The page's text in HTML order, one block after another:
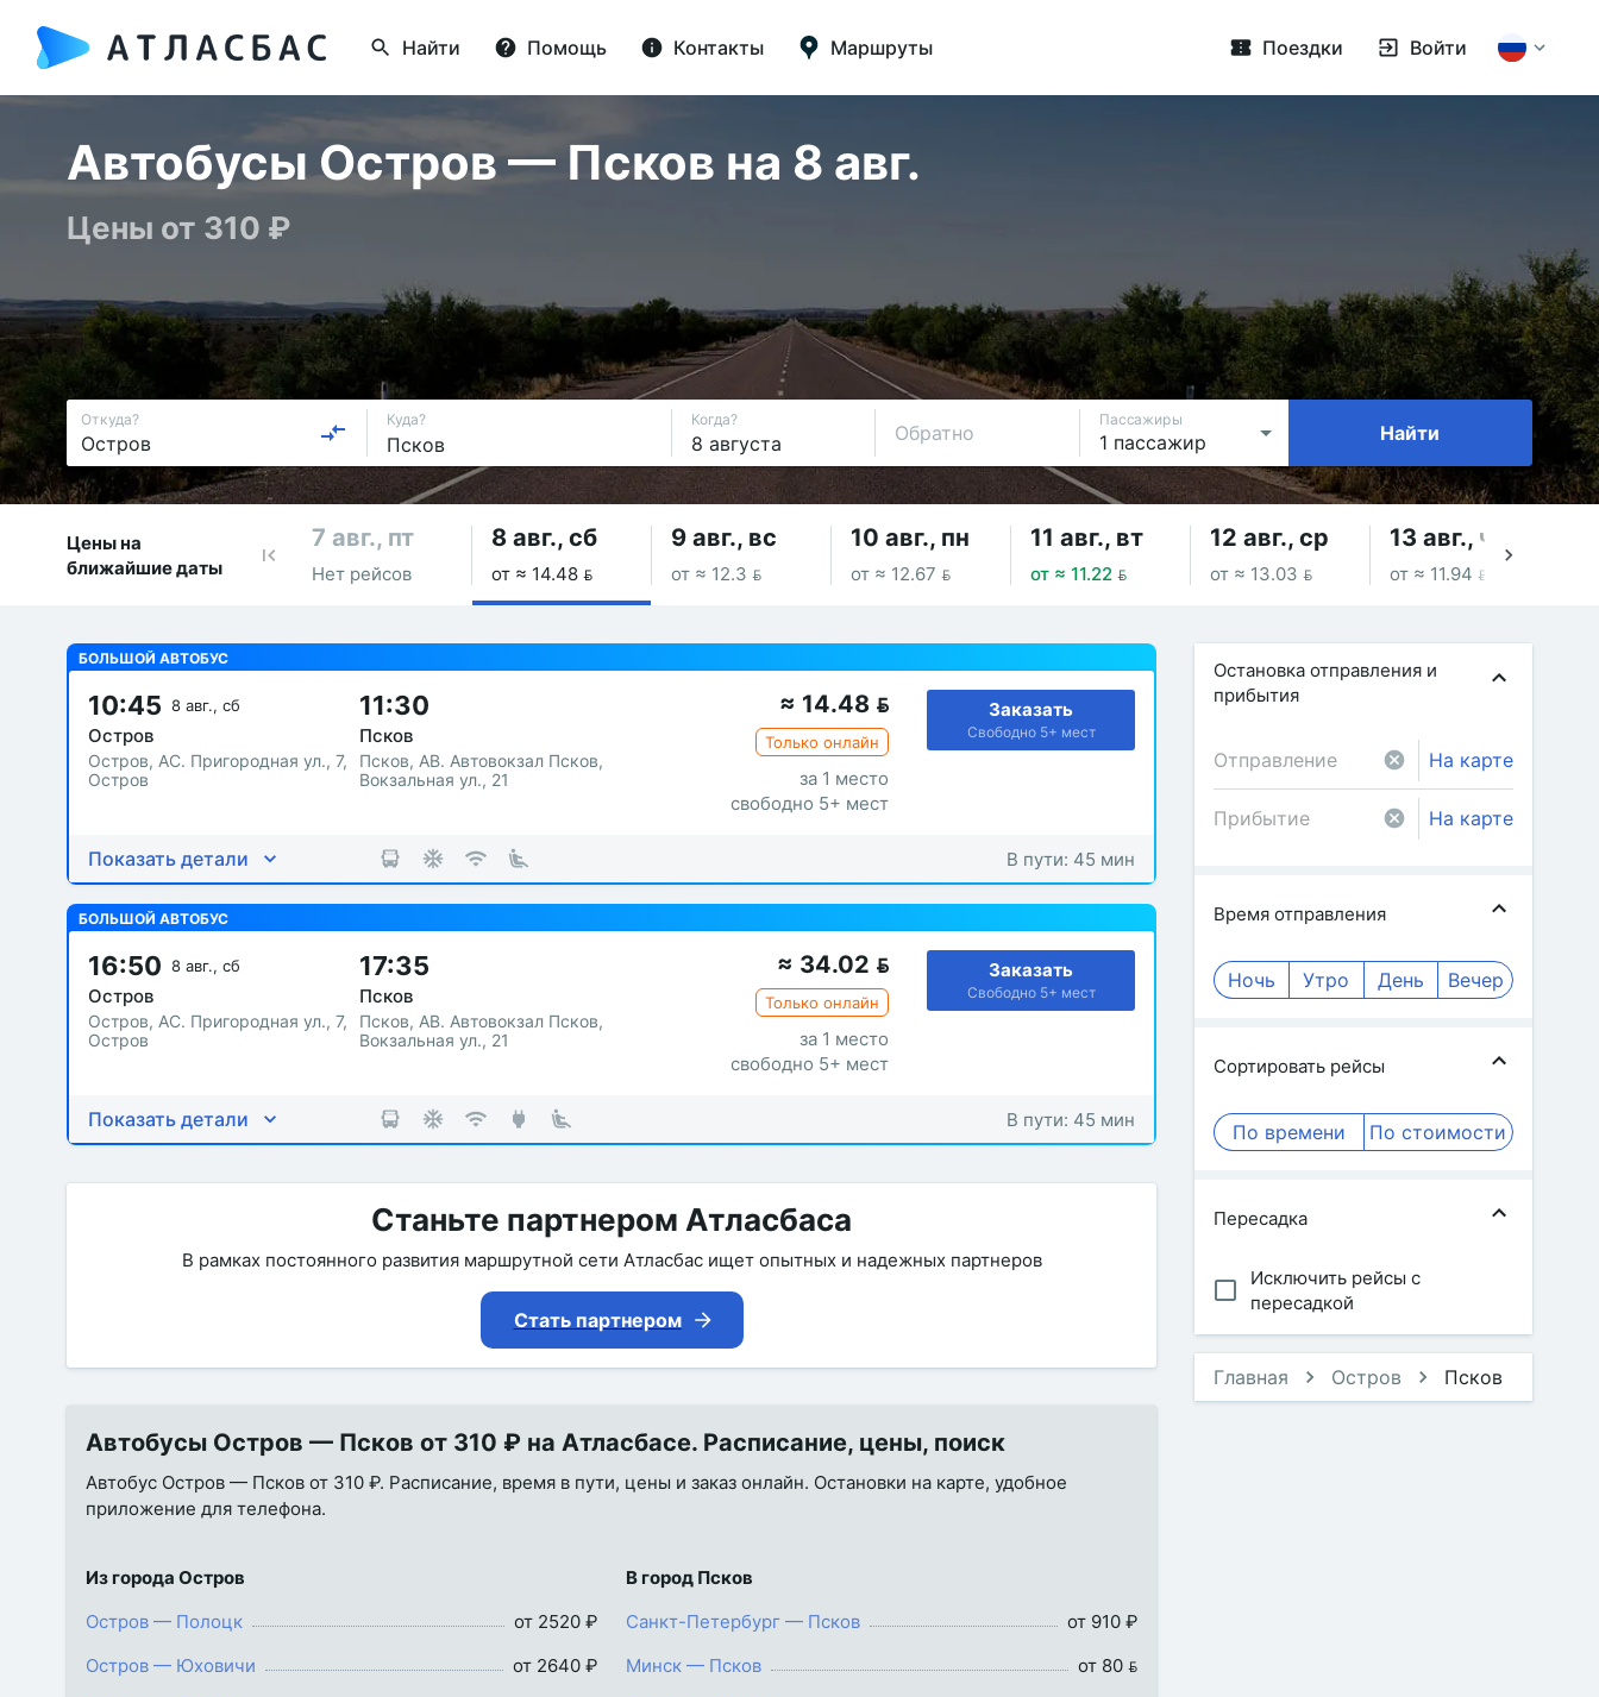
Найти Помощь Контакты Маршруты Поездки Войти
Автобусы Остров — Псков на 8 авг.
Цены от 310 ₽
Откуда? Куда? Когда?
Обратно
Пассажиры
Найти
Цены на
ближайшие даты
7 авг., пт
Нет рейсов
8 авг., сб
от ≈ 14.48 
9 авг., вс
от ≈ 12.3 
10 авг., пн
от ≈ 12.67 
11 авг., вт
от ≈ 11.22 
12 авг., ср
от ≈ 13.03 
13 авг., чт
от ≈ 11.94 
БОЛЬШОЙ АВТОБУС
10:45 8 авг., сб
Остров
Остров, АС. Пригородная ул., 7,
Остров
11:30
Псков
Псков, АВ. Автовокзал Псков,
Вокзальная ул., 21
≈ 14.48 
Только онлайн
за 1 место
свободно 5+ мест
Заказать
Свободно 5+ мест
Показать детали В пути: 45 мин
БОЛЬШОЙ АВТОБУС
16:50 8 авг., сб
Остров
Остров, АС. Пригородная ул., 7,
Остров
17:35
Псков
Псков, АВ. Автовокзал Псков,
Вокзальная ул., 21
≈ 34.02 
Только онлайн
за 1 место
свободно 5+ мест
Заказать
Свободно 5+ мест
Показать детали В пути: 45 мин
Станьте партнером Атласбаса
В рамках постоянного развития маршрутной сети Атласбас ищет опытных и надежных партнеров
Стать партнером
Автобусы Остров — Псков от 310 ₽ на Атласбасе. Расписание, цены, поиск
Автобус Остров — Псков от 310 ₽. Расписание, время в пути, цены и заказ онлайн. Остановки на карте, удобное
приложение для телефона.
Из города Остров
Остров — Полоцк
от 2520 ₽
Остров — Юховичи
от 2640 ₽
В город Псков
Санкт-Петербург — Псков
от 910 ₽
Минск — Псков
от 80 
Остановка отправления и
прибытия
На карте
На карте
Время отправления
Ночь Утро День Вечер
Сортировать рейсы
По времени По стоимости
Пересадка
Исключить рейсы с
пересадкой
Главная Остров Псков